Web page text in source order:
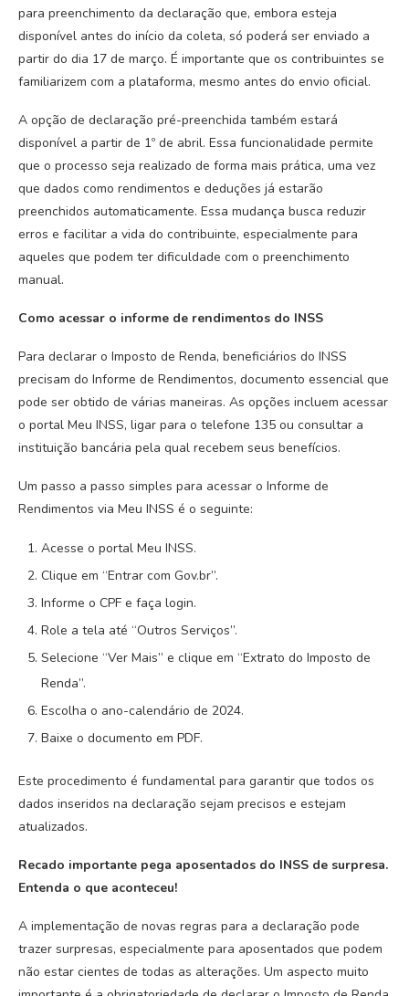
para preenchimento da declaração que, embora esteja
disponível antes do início da coleta, só poderá ser enviado a
partir do dia 17 de março. É importante que os contribuintes se
familiarizem com a plataforma, mesmo antes do envio oficial.
A opção de declaração pré-preenchida também estará
disponível a partir de 1º de abril. Essa funcionalidade permite
que o processo seja realizado de forma mais prática, uma vez
que dados como rendimentos e deduções já estarão
preenchidos automaticamente. Essa mudança busca reduzir
erros e facilitar a vida do contribuinte, especialmente para
aqueles que podem ter dificuldade com o preenchimento
manual.
Como acessar o informe de rendimentos do INSS
Para declarar o Imposto de Renda, beneficiários do INSS
precisam do Informe de Rendimentos, documento essencial que
pode ser obtido de várias maneiras. As opções incluem acessar
o portal Meu INSS, ligar para o telefone 135 ou consultar a
instituição bancária pela qual recebem seus benefícios.
Um passo a passo simples para acessar o Informe de
Rendimentos via Meu INSS é o seguinte:
Acesse o portal Meu INSS.
Clique em “Entrar com Gov.br”.
Informe o CPF e faça login.
Role a tela até “Outros Serviços”.
Selecione “Ver Mais” e clique em “Extrato do Imposto de
Renda”.
Escolha o ano-calendário de 2024.
Baixe o documento em PDF.
Este procedimento é fundamental para garantir que todos os
dados inseridos na declaração sejam precisos e estejam
atualizados.
Recado importante pega aposentados do INSS de surpresa.
Entenda o que aconteceu!
A implementação de novas regras para a declaração pode
trazer surpresas, especialmente para aposentados que podem
não estar cientes de todas as alterações. Um aspecto muito